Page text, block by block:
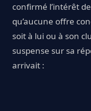
confirmé l’intérêt
qu’aucune offre
soit à lui ou à son
suspense sur sa
arrivait :